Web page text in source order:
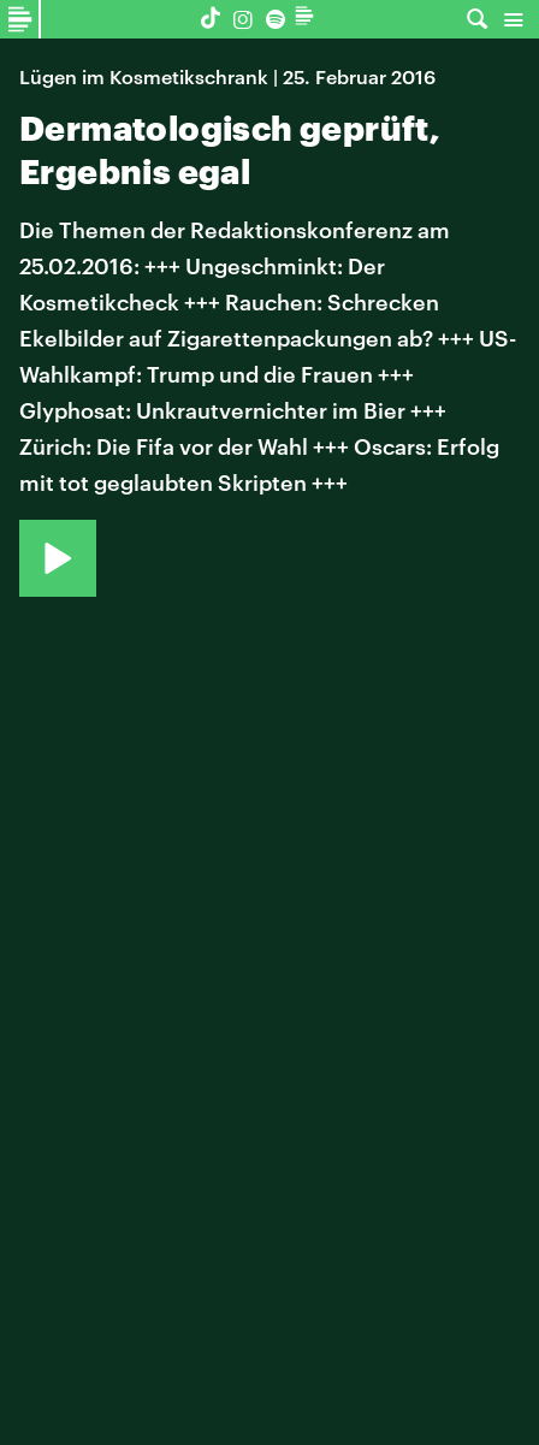
Lügen im Kosmetikschrank | 25. Februar 2016
Dermatologisch geprüft,
Ergebnis egal
Die Themen der Redaktionskonferenz am
25.02.2016: +++ Ungeschminkt: Der
Kosmetikcheck +++ Rauchen: Schrecken
Ekelbilder auf Zigarettenpackungen ab? +++ US-
Wahlkampf: Trump und die Frauen +++
Glyphosat: Unkrautvernichter im Bier +++
Zürich: Die Fifa vor der Wahl +++ Oscars: Erfolg
mit tot geglaubten Skripten +++